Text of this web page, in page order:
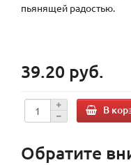
пьянящей радостью.
39.20 руб.
В
Обратите